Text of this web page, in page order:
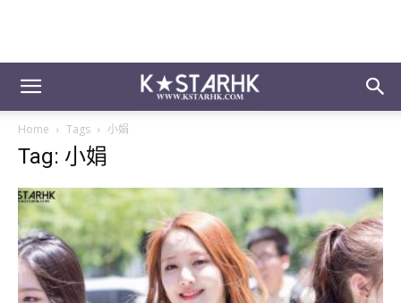
Home Tags 小娟
Tag: 小娟